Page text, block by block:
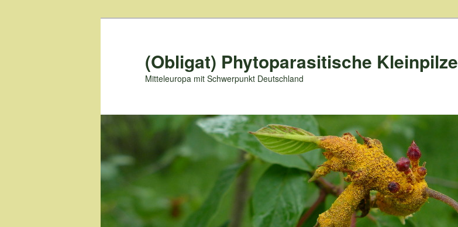
(Obligat) Phytoparasitische Kleinpilze
Mitteleuropa mit Schwerpunkt Deutschland